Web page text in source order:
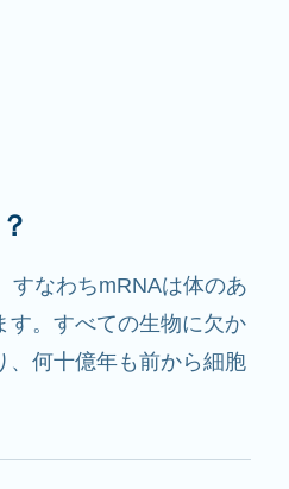
、mRNAは情報を伝える
胞内で他の成分と相互作
質を作るのを助けます。